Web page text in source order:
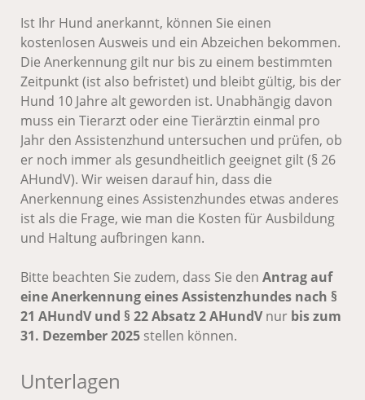
Ist Ihr Hund anerkannt, können Sie einen
kostenlosen Ausweis und ein Abzeichen bekommen.
Die Anerkennung gilt nur bis zu einem bestimmten
Zeitpunkt (ist also befristet) und bleibt gültig, bis der
Hund 10 Jahre alt geworden ist. Unabhängig davon
muss ein Tierarzt oder eine Tierärztin einmal pro
Jahr den Assistenzhund untersuchen und prüfen, ob
er noch immer als gesundheitlich geeignet gilt (§ 26
AHundV). Wir weisen darauf hin, dass die
Anerkennung eines Assistenzhundes etwas anderes
ist als die Frage, wie man die Kosten für Ausbildung
und Haltung aufbringen kann.
Bitte beachten Sie zudem, dass Sie den Antragauf
eine Anerkennung eines Assistenzhundes nach §
21 AHundV und § 22 Absatz 2 AHundVnur bis zum
31. Dezember 2025 stellen können.
Unterlagen